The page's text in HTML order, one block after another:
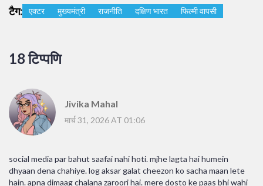
टैग: एक्टर मुख्यमंत्री राजनीति दक्षिण भारत फिल्मी वापसी
18 टिप्पणि
Jivika Mahal
मार्च 31, 2026 AT 01:06
social media par bahut saafai nahi hoti. mjhe lagta hai humein
dhyaan dena chahiye. log aksar galat cheezon ko sacha maan lete
hain. apna dimaag chalana zaroori hai. mere dosto ke paas bhi wahi